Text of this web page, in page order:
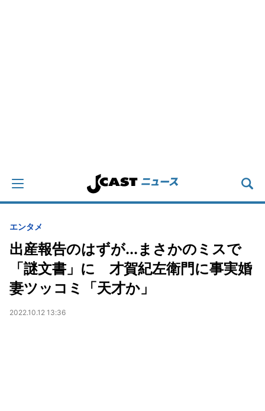
エンタメ
出産報告のはずが...まさかのミスで
「謎文書」に 才賀紀左衛門に事実婚
妻ツッコミ「天才か」
2022.10.12 13:36